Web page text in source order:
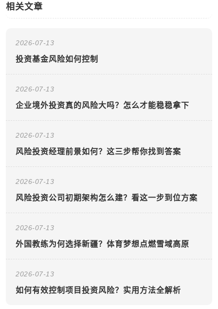
相关文章
2026-07-13
投资基金风险如何控制
2026-07-13
企业境外投资真的风险大吗？怎么才能稳稳拿下
2026-07-13
风险投资经理前景如何？这三步帮你找到答案
2026-07-13
风险投资公司初期架构怎么建？看这一步到位方案
2026-07-13
外国教练为何选择新疆？体育梦想点燃雪域高原
2026-07-13
如何有效控制项目投资风险？实用方法全解析